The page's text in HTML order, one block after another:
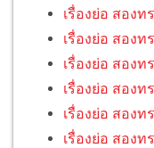
เรื่องย่อ สองท
เรื่องย่อ สองท
เรื่องย่อ สองท
เรื่องย่อ สองท
เรื่องย่อ สองท
เรื่องย่อ สองท